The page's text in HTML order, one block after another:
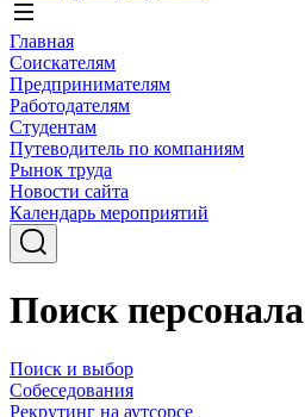
Главная
Соискателям
Предпринимателям
Работодателям
Студентам
Путеводитель по компаниям
Рынок труда
Новости сайта
Календарь мероприятий
Поиск персонала
Поиск и выбор
Собеседования
Рекрутинг на аутсорсе